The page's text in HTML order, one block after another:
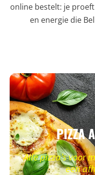
online bestelt: je
en energie die
PIZZA
Alle pizza’s voor
een